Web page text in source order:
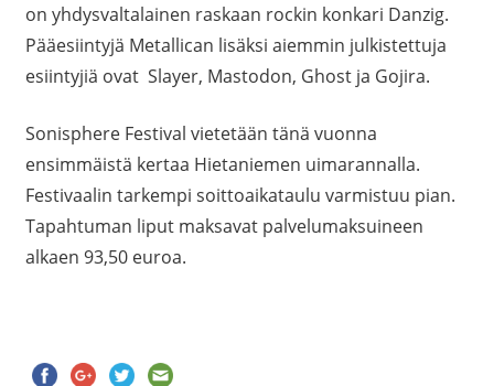
on yhdysvaltalainen raskaan rockin konkari Danzig.
Pääesiintyjä Metallican lisäksi aiemmin julkistettuja
esiintyjiä ovat Slayer, Mastodon, Ghost ja Gojira.
Sonisphere Festival vietetään tänä vuonna
ensimmäistä kertaa Hietaniemen uimarannalla.
Festivaalin tarkempi soittoaikataulu varmistuu pian.
Tapahtuman liput maksavat palvelumaksuineen
alkaen 93,50 euroa.